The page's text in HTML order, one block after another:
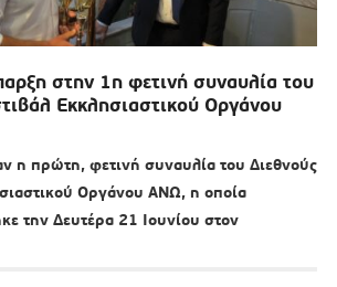
στην 1η φετινή συναυλία του
Εκκλησιαστικού Οργάνου
η πρώτη, φετινή συναυλία του Διεθνούς
Οργάνου ΑΝΩ, η οποία
την Δευτέρα 21 Ιουνίου στον